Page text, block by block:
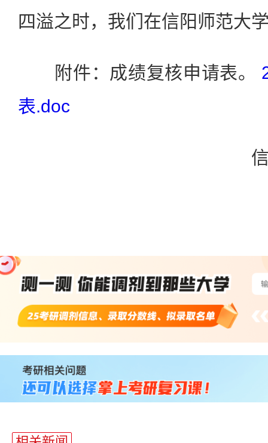
四溢之时，我们在信阳师范大
附件：成绩复核申请表。
表.doc
信